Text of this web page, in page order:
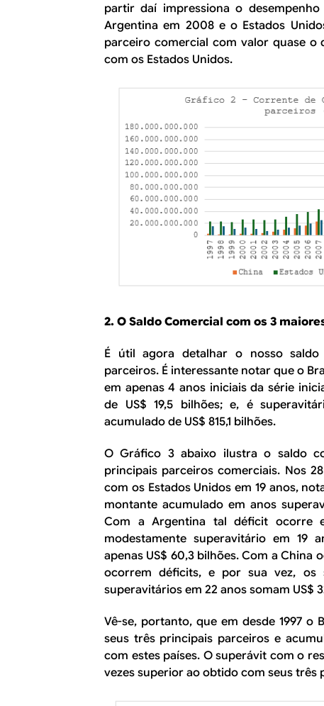
partir daí impressiona o
Argentina em 2008 e o Estados
parceiro comercial com valor quase
com os Estados Unidos.
2. O Saldo Comercial com os 3
É útil agora detalhar o nosso
parceiros. É interessante notar que o
em apenas 4 anos iniciais da série
de US$ 19,5 bilhões; e, é
acumulado de US$ 815,1 bilhões.
O Gráfico 3 abaixo ilustra o saldo
principais parceiros comerciais. Nos
com os Estados Unidos em 19 anos,
montante acumulado em anos
Com a Argentina tal déficit ocorre
modestamente superavitário em 19
apenas US$ 60,3 bilhões. Com a China
ocorrem déficits, e por sua vez, os
superavitários em 22 anos somam US$
Vê-se, portanto, que em desde 1997
seus três principais parceiros e
com estes países. O superávit com o
vezes superior ao obtido com seus